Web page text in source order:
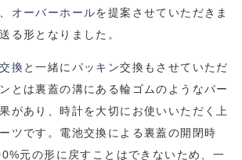
オーバーホールを提案させていただきま
る形となりました。
換と一緒に パッキン交換もさせていただ
とは裏蓋の溝にある輪ゴムのようなパー
があり、時計を大切にお使いいただく上
ツです。電池交換による裏蓋の開閉時
元の形に戻すことはできないため、一